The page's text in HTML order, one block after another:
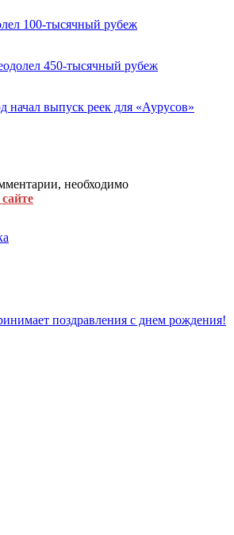
100-тысячный рубеж
450-тысячный рубеж
начал выпуск реек для «Аурусов»
необходимо
поздравления с днем рождения!